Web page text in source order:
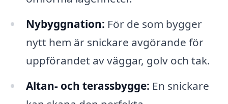
Nybyggnation: För de som bygger
nytt hem är snickare avgörande för
uppförandet av väggar, golv och tak.
Altan- och terassbygge: En snickare